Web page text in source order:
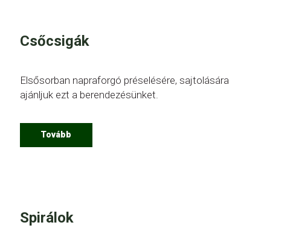
Csőcsigák
Elsősorban napraforgó préselésére, sajtolására
ajánljuk ezt a berendezésünket.
Tovább
Spirálok